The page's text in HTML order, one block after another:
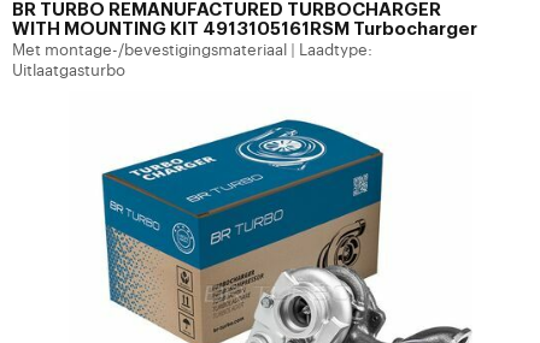
BR TURBO REMANUFACTURED TURBOCHARGER
WITH MOUNTING KIT 4913105161RSM Turbocharger
Met montage-/bevestigingsmateriaal
Laadtype:
Uitlaatgasturbo